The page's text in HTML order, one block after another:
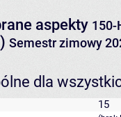
aspekty 150-
Semestr zimowy
dla
15